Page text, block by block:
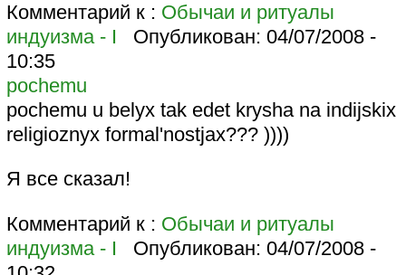
Комментарий к : Обычаи и ритуалы
индуизма - I
Опубликован: 04/07/2008 -
10:35
pochemu
pochemu u belyx tak edet krysha na indijskix
religioznyx formal'nostjax??? ))))
Я все сказал!
Комментарий к : Обычаи и ритуалы
индуизма - I
Опубликован: 04/07/2008 -